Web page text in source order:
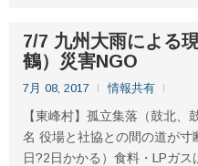
7/7 九州大雨による
鶴）災害NGO
7月 08, 2017 情報共有
【東峰村】孤立集落（鼓北
名 役場と社協との間の道が寸
日?2日かかる）食料・LPガ